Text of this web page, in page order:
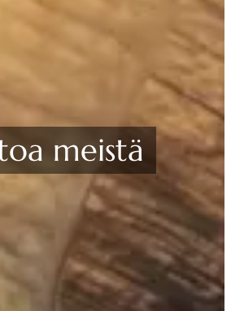
meistä